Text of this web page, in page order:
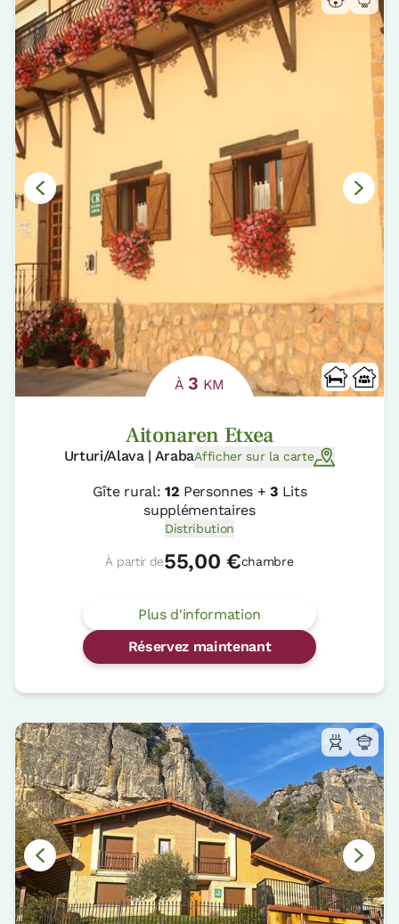
À 3 KM
Aitonaren Etxea
Urturi/Alava | ArabaAfficher sur la carte
Gîte rural: 12 Personnes +3Lits
supplémentaires
Distribution
À partir de55,00 €chambre
Plus d'information
Réservez maintenant